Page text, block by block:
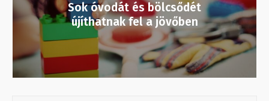
Sok óvodát és bölcsődét
újíthatnak fel a jövőben